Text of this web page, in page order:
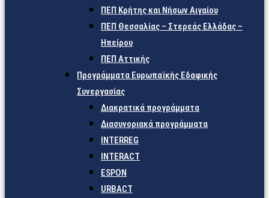
ΠΕΠ Κρήτης και Νήσων Αιγαίου
ΠΕΠ Θεσσαλίας – Στερεάς Ελλάδας –
Ηπείρου
ΠΕΠ Αττικής
Προγράμματα Ευρωπαϊκής Εδαφικής
Συνεργασίας
Διακρατικά προγράμματα
Διασυνοριακά προγράμματα
INTERREG
INTERACT
ESPON
URBACT